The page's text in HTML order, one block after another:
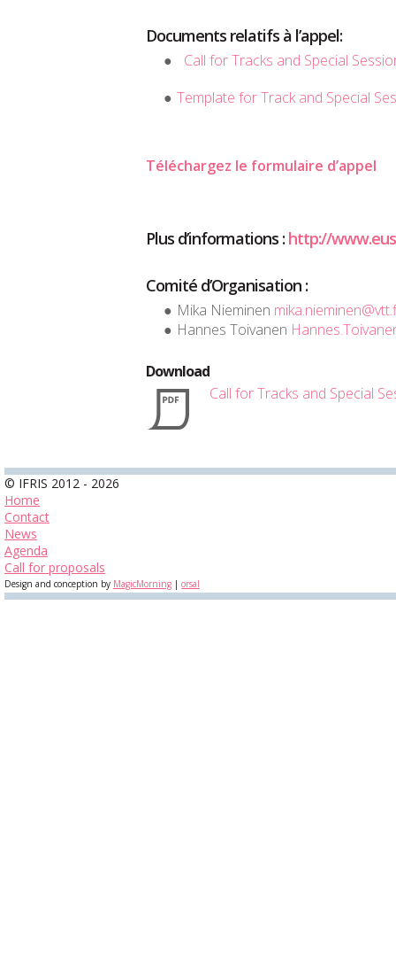
Documents relatifs à l’appel:
Call for Tracks and Special
Template for Track and Special
Téléchargez le formulaire d’appel
Plus d’informations : http://
Comité d’Organisation :
Mika Nieminen
Hannes Toivanen
Download
Call for Tracks and Special
© IFRIS 2012 - 2026
Home
Contact
News
Agenda
Call for proposals
Design and conception by MagicMorning | orsal